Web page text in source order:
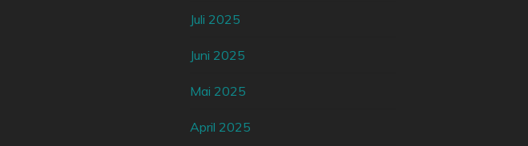
Juli 2025
Juni 2025
Mai 2025
April 2025